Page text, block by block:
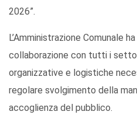
2026”.
L’Amministrazione Comunale
collaborazione con tutti i
organizzative e logistiche
regolare svolgimento della
accoglienza del pubblico.